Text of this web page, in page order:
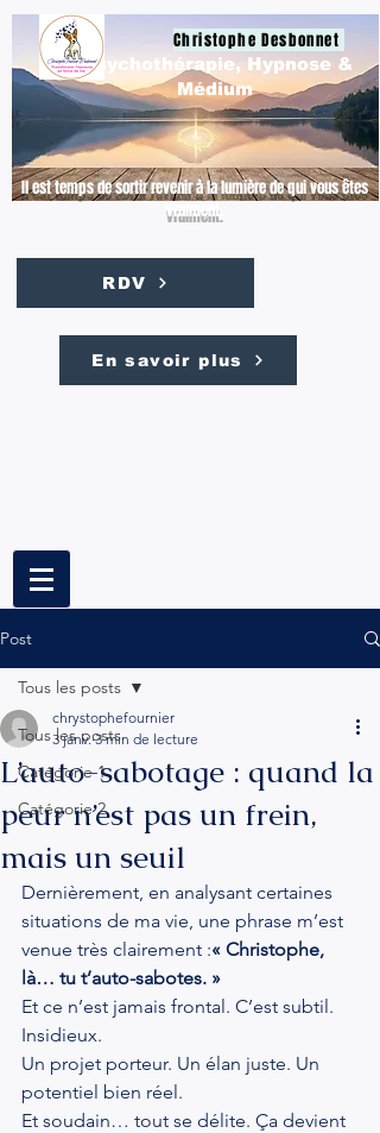
Christophe Desbonnet
Il est temps de sortir revenir à la lumière de qui vous êtes
vraiment.
Psychothérapie, Hypnose &
Médium
RDV
En savoir plus
Post
Tous les posts
Catégorie 1
Catégorie 2
Tous les posts
L’auto-sabotage : quand la
peur n’est pas un frein,
mais un seuil
chrystophefournier
3 janv. 3 min de lecture
Dernièrement, en analysant certaines
situations de ma vie, une phrase m’est
venue très clairement :« Christophe,
là… tu t’auto-sabotes. »
Et ce n’est jamais frontal. C’est subtil.
Insidieux.
Un projet porteur. Un élan juste. Un
potentiel bien réel.
Et soudain… tout se délite. Ça devient